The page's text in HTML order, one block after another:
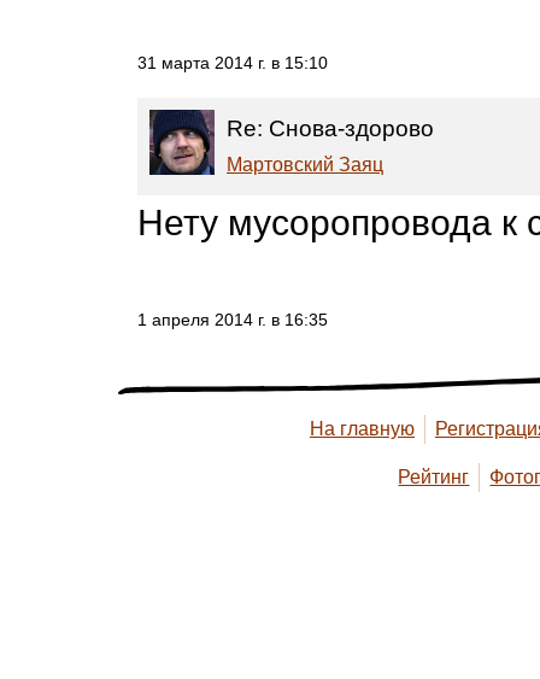
31 марта 2014 г. в 15:10
Re: Снова-здорово
Мартовский Заяц
Нету мусоропровода к
1 апреля 2014 г. в 16:35
На главную
Рейтинг